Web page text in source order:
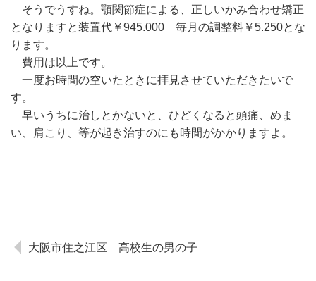
そうでうすね。顎関節症による、正しいかみ合わせ矯正
となりますと装置代￥945.000 毎月の調整料￥5.250とな
ります。
費用は以上です。
一度お時間の空いたときに拝見させていただきたいで
す。
早いうちに治しとかないと、ひどくなると頭痛、めま
い、肩こり、等が起き治すのにも時間がかかりますよ。
大阪市住之江区 高校生の男の子